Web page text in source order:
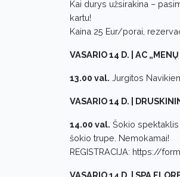
Kai durys užsirakina –
kartu!
Kaina 25 Eur/porai,
VASARIO 14 D. | AC
13.00 val. Jurgitos
VASARIO 14 D. |
14.00 val. Šokio spektaklis
šokio trupe. Nemokamai!
REGISTRACIJA: https://
VASARIO 14 D. | SPA